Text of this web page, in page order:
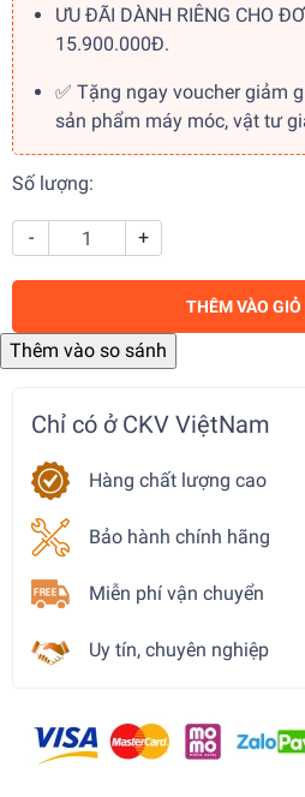
ƯU ĐÃI DÀNH RIÊNG CHO
15.900.000Đ.
✅ Tặng ngay voucher giảm
sản phẩm máy móc, vật tư
Số lượng:
- +
THÊM VÀO GIỎ
Chỉ có ở CKV ViệtNam
Hàng chất lượng cao
Bảo hành chính hãng
Miễn phí vận chuyển
Uy tín, chuyên nghiệp